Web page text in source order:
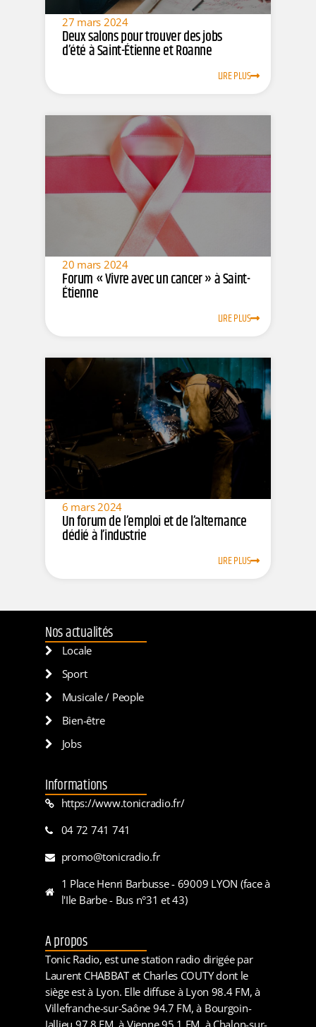
27 mars 2024
Deux salons pour trouver des jobs
d’été à Saint-Étienne et Roanne
LIRE PLUS
20 mars 2024
Forum « Vivre avec un cancer » à Saint-
Étienne
LIRE PLUS
6 mars 2024
Un forum de l’emploi et de l’alternance
dédié à l’industrie
LIRE PLUS
Nos actualités
Locale
Sport
Musicale / People
Bien-être
Jobs
Informations
https://www.tonicradio.fr/
04 72 741 741
promo@tonicradio.fr
1 Place Henri Barbusse - 69009 LYON (face à
l'Ile Barbe - Bus n°31 et 43)
A propos
Tonic Radio, est une station radio dirigée par
Laurent CHABBAT et Charles COUTY dont le
siège est à Lyon. Elle diffuse à Lyon 98.4 FM, à
Villefranche-sur-Saône 94.7 FM, à Bourgoin-